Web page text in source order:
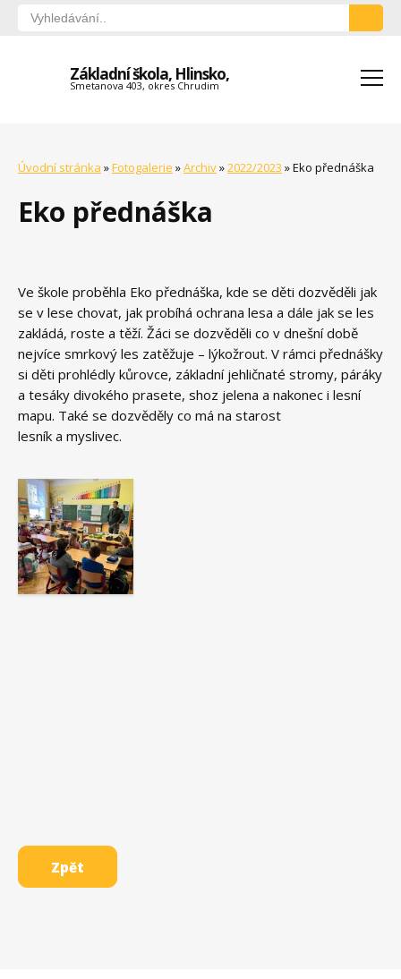
Základní škola, Hlinsko,
Smetanova 403, okres Chrudim
Úvodní stránka »Fotogalerie »Archiv»2022/2023 »Eko přednáška
Eko přednáška
Ve škole proběhla Eko přednáška, kde se děti dozvěděli jak
se v lese chovat, jak probíhá ochrana lesa a dále jak se les
zakládá, roste a těží. Žáci se dozvěděli co v dnešní době
nejvíce smrkový les zatěžuje – lýkožrout. V rámci přednášky
si děti prohlédly kůrovce, základní jehličnaté stromy, páráky
a tesáky divokého prasete, shoz jelena a nakonec i lesní
mapu. Také se dozvěděly co má na starost
lesník a myslivec.
Zpět